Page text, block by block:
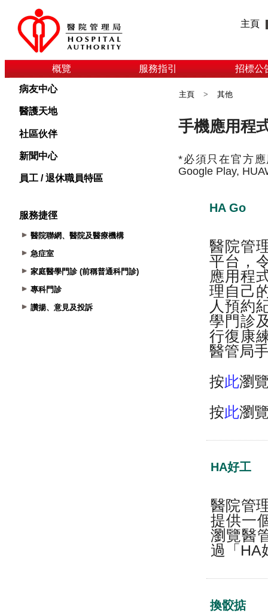
主頁
概覽 服務指引 招標公
病友中心
醫護天地
社區伙伴
新聞中心
員工 / 退休職員特區
服務捷徑
醫院聯網、醫院及醫療機構
急症室
家庭醫學門診 (前稱普通科門診)
專科門診
讚揚、意見及投訴
主頁 > 其他